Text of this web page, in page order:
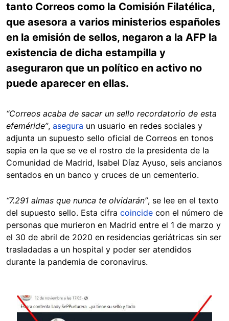
tanto Correos como la Comisión Filatélica,
que asesora a varios ministerios españoles
en la emisión de sellos, negaron a la AFP la
existencia de dicha estampilla y
aseguraron que un político en activo no
puede aparecer en ellas.
“Correos acaba de sacar un sello recordatorio de esta
efeméride”, asegura un usuario en redes sociales y
adjunta un supuesto sello oficial de Correos en tonos
sepia en la que se ve el rostro de la presidenta de la
Comunidad de Madrid, Isabel Díaz Ayuso, seis ancianos
sentados en un banco y cruces de un cementerio.
“7.291 almas que nunca te olvidarán”, se lee en el texto
del supuesto sello. Esta cifra coincide con el número de
personas que murieron en Madrid entre el 1 de marzo y
el 30 de abril de 2020 en residencias geriátricas sin ser
trasladadas a un hospital y poder ser atendidos
durante la pandemia de coronavirus.
Image